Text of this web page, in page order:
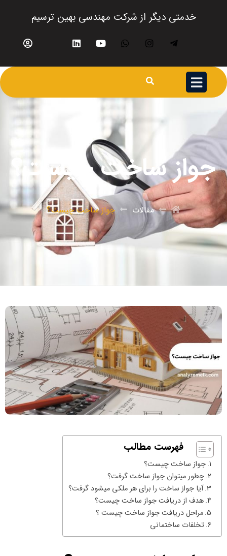
خدمتی دیگر از شرکت مهندسی بهین ترسیم
جواز ساخت چیست؟
مقالات جواز ساخت چیست؟
فهرست مطالب
جواز ساخت چیست؟
چطور میتوان جواز ساخت گرفت؟
آیا جواز ساخت را برای هر ملکی میشود گرفت؟
هدف از دریافت جواز ساخت چیست؟
مراحل دریافت جواز ساخت چیست ؟
تخلفات ساختمانی